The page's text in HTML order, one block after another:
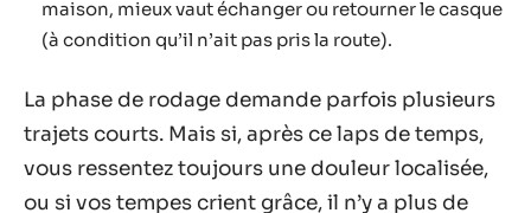
maison, mieux vaut échanger ou retourner le casque
(à condition qu’il n’ait pas pris la route).
La phase de rodage demande parfois plusieurs
trajets courts. Mais si, après ce laps de temps,
vous ressentez toujours une douleur localisée,
ou si vos tempes crient grâce, il n’y a plus de